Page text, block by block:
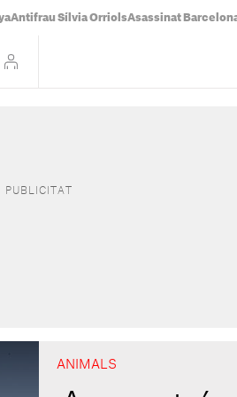
Antifrau Sílvia OrriolsAsassinat
ANIMALS